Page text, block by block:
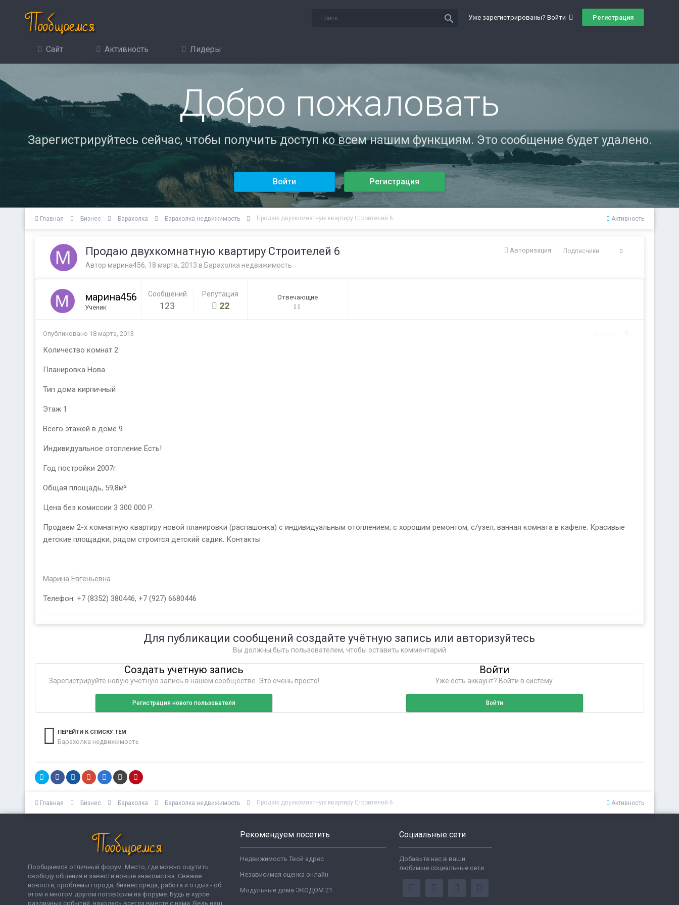
Уже зарегистрированы? Войти Регистрация
search
Сайт Активность Лидеры
Добро пожаловать
Зарегистрируйтесь сейчас, чтобы получить доступ ко всем нашим функциям. Это сообщение будет удалено.
Войти Регистрация
Активность
Главная Бизнес Барахолка Барахолка недвижимость Продаю двухкомнатную квартиру Строителей 6
Авторизация Подписчики 0
Продаю двухкомнатную квартиру Строителей 6
Автор марина456, 18 марта, 2013 в Барахолка недвижимость
марина456
Ученик
Сообщений
123
Репутация
22
Отвечающие
Опубликовано 18 марта, 2013
Количество комнат 2
Планировка Нова
Тип дома кирпичный
Этаж 1
Всего этажей в доме 9
Индивидуальное отопление Есть!
Год постройки 2007г
Общая площадь, 59,8м²
Цена без комиссии 3 300 000 Р.
Продаем 2-х комнатную квартиру новой планировки (распашонка) с индивидуальным отоплением, с хорошим ремонтом, с/узел, ванная комната в кафеле. Красивые
детские площадки, рядом строится детский садик. Контакты
Марина Евгеньевна
Телефон: +7 (8352) 380446, +7 (927) 6680446
Для публикации сообщений создайте учётную запись или авторизуйтесь
Вы должны быть пользователем, чтобы оставить комментарий
Создать учетную запись
Зарегистрируйте новую учётную запись в нашем сообществе. Это очень просто!
Регистрация нового пользователя
Войти
Уже есть аккаунт? Войти в систему.
Войти
ПЕРЕЙТИ К СПИСКУ ТЕМ
Барахолка недвижимость
Активность
Главная Бизнес Барахолка Барахолка недвижимость Продаю двухкомнатную квартиру Строителей 6
Пообщаемся отличный форум. Место, где можно ощутить
свободу общения и завести новые знакомства. Свежие
новости, проблемы города, бизнес среда, работа и отдых - об
этом и многом другом поговорим на форуме. Будь в курсе
различных событий, находясь всегда вместе с нами. Ведь наш
Рекомендуем посетить
Недвижимость Твой адрес
Независимая оценка онлайн
Модульные дома ЭКОДОМ 21
Социальные сети
Добавьте нас в ваши
любимые социальные сети